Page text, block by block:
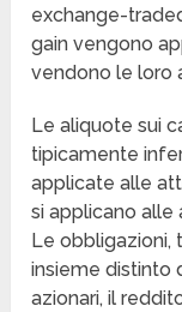
exchange-
gain vengono
vendono le loro
Le aliquote sui
tipicamente
applicate alle
si applicano alle
Le obbligazioni,
insieme distinto
azionari, il